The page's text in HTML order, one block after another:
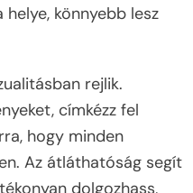
könnyebb lesz
rejlik.
címkézz fel
hogy minden
Az átláthatóság segít